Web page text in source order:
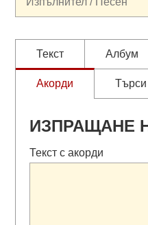
Текст Албум
Акорди
ИЗПРАЩАНЕ
Текст с акорди